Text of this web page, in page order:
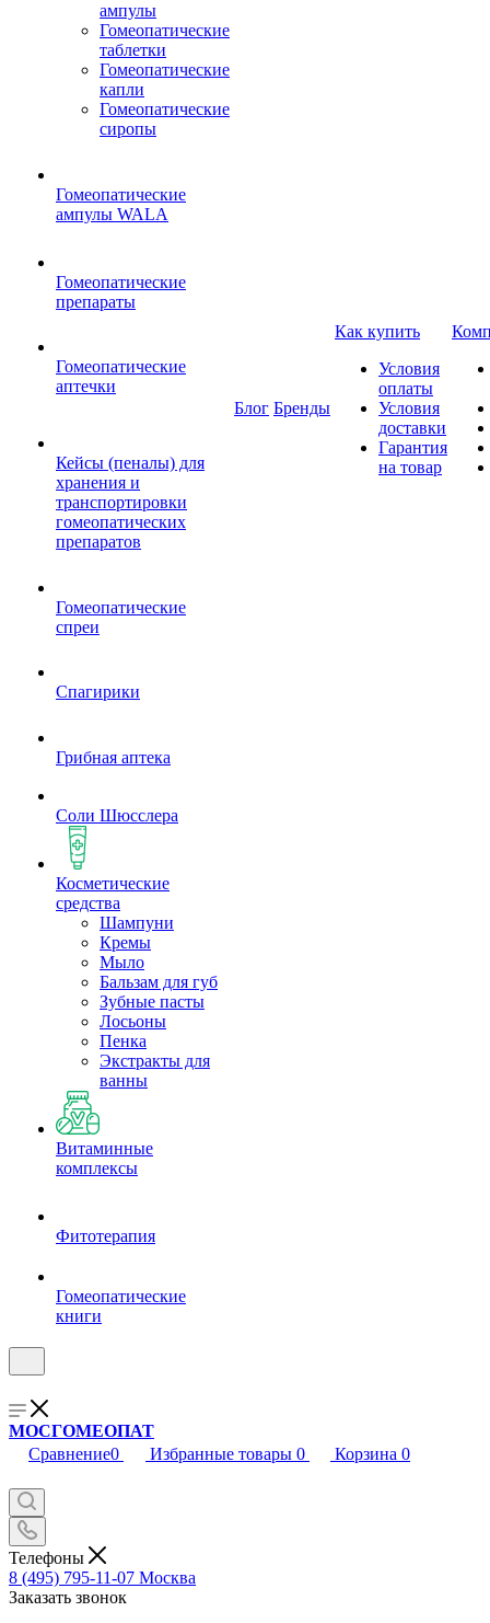
ампулы
Гомеопатические
таблетки
Гомеопатические
капли
Гомеопатические
сиропы
Гомеопатические
ампулы WALA
Гомеопатические
препараты
Гомеопатические
аптечки
Кейсы (пеналы) для
хранения и
транспортировки
гомеопатических
препаратов
Гомеопатические
спреи
Спагирики
Грибная аптека
Соли Шюсслера
Косметические
средства
Шампуни
Кремы
Мыло
Бальзам для губ
Зубные пасты
Лосьоны
Пенка
Экстракты для
ванны
Витаминные
комплексы
Фитотерапия
Гомеопатические
книги
Блог Бренды
Как купить
Условия
оплаты
Условия
доставки
Гарантия
на товар
МОСГОМЕОПАТ
Сравнение0 Избранные товары 0 Корзина 0
Телефоны
8 (495) 795-11-07 Москва
Заказать звонок